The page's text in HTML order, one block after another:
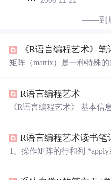
——到
《R语言编程艺术》笔
矩阵（matrix）是一种特殊
只有一行的矩阵） 数组（
阵是数组的一个特殊情形。
1.创建矩阵
R语言编程艺术
《R语言编程艺术》 基本信
华章程序员书库 出版社：机
423140 上架时间：2013-5-
R语言编程艺术读书笔
1、操作矩阵的行和列 *apply